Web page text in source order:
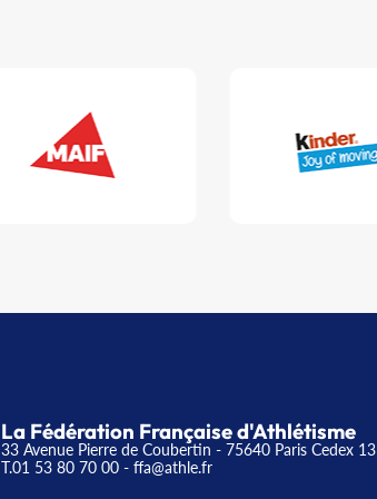
La Fédération Française d'Athlétisme
33 Avenue Pierre de Coubertin - 75640 Paris Cedex 13
T.01 53 80 70 00 - ffa@athle.fr